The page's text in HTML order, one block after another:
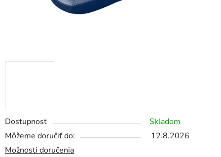
Dostupnosť
Skladom
Môžeme doručiť do:
12.8.2026
Možnosti doručenia